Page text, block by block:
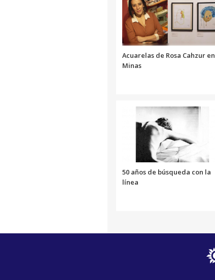
Acuarelas de Rosa Cahzur en
Minas
50 años de búsqueda con la
línea